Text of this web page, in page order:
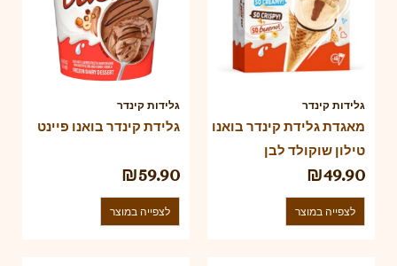
גלידות קינדר
גלידת קינדר בואנו פיינט
₪59.90
לצפייה במוצר
גלידות קינדר
מאגדת גלידת קינדר בואנו
טילון שוקולד לבן
₪49.90
לצפייה במוצר